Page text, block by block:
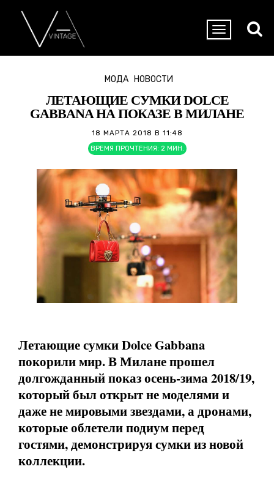
МОДА НОВОСТИ
ЛЕТАЮЩИЕ СУМКИ DOLCE
GABBANA НА ПОКАЗЕ В МИЛАНЕ
18 МАРТА 2018 В 11:48
ВРЕМЯ ПРОЧТЕНИЯ: 2 МИН.
Летающие сумки Dolce Gabbana
покорили мир. В Милане прошел
долгожданный показ осень-зима 2018/19,
который был открыт не моделями и
даже не мировыми звездами, а дронами,
которые облетели подиум перед
гостями, демонстрируя сумки из новой
коллекции.